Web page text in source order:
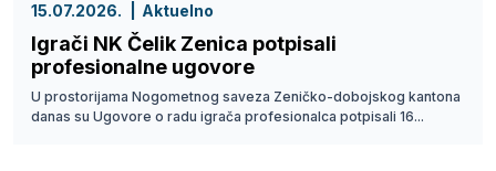
15.07.2026. Aktuelno
Igrači NK Čelik Zenica potpisali
profesionalne ugovore
U prostorijama Nogometnog saveza Zeničko-dobojskog kantona
danas su Ugovore o radu igrača profesionalca potpisali 16...